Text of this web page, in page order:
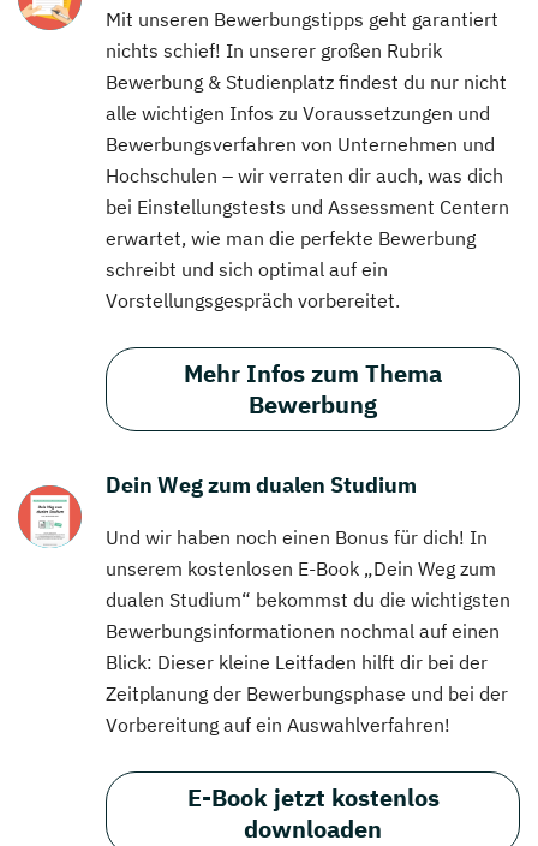
Mit unseren Bewerbungstipps geht garantiert
nichts schief! In unserer großen Rubrik
Bewerbung & Studienplatz findest du nur nicht
alle wichtigen Infos zu Voraussetzungen und
Bewerbungsverfahren von Unternehmen und
Hochschulen – wir verraten dir auch, was dich
bei Einstellungstests und Assessment Centern
erwartet, wie man die perfekte Bewerbung
schreibt und sich optimal auf ein
Vorstellungsgespräch vorbereitet.
Mehr Infos zum Thema
Bewerbung
Dein Weg zum dualen Studium
Und wir haben noch einen Bonus für dich! In
unserem kostenlosen E-Book „Dein Weg zum
dualen Studium“ bekommst du die wichtigsten
Bewerbungsinformationen nochmal auf einen
Blick: Dieser kleine Leitfaden hilft dir bei der
Zeitplanung der Bewerbungsphase und bei der
Vorbereitung auf ein Auswahlverfahren!
E-Book jetzt kostenlos
downloaden